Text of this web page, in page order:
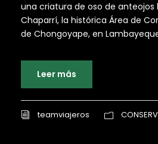
una criatura de oso de anteojos
Chaparrí, la histórica Área de
de Chongoyape, en
Leer más
teamviajeros